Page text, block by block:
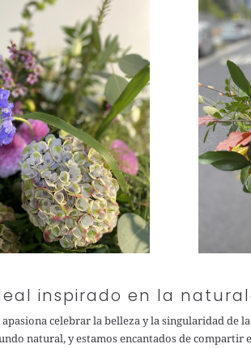
inspirado en la
celebrar la belleza y la singularidad de
natural, y estamos encantados de